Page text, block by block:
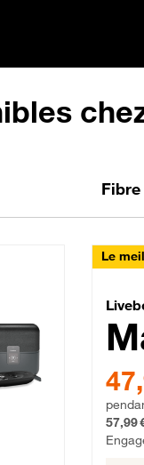
Fibre
mois, Engagement 12
Le
57,99